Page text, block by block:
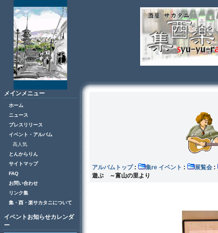
メインメニュー
ホーム
ニュース
プレスリリース
イベント・アルバム
高人気
とんからりん
サイトマップ
FAQ
お問い合わせ
リンク集
集・酉・楽サカタニについて
イベントお知らせカレンダ
ー
アルバムトップ: 集re イベント : 展覧会 :
遊ぶ ～富山の里より